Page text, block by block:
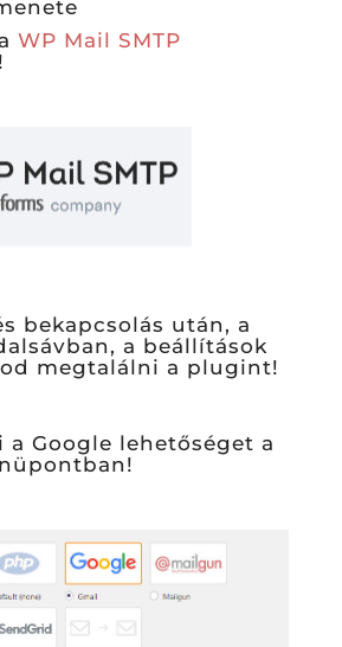
WP Mail SMTP
bekapcsolás után, a
a beállítások
megtalálni a plugint!
a Google lehetőséget a